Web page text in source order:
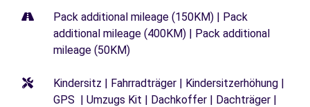
Pack additional mileage (150KM) | Pack
additional mileage (400KM) | Pack additional
mileage (50KM)
Kindersitz | Fahrradträger | Kindersitzerhöhung |
GPS | Umzugs Kit | Dachkoffer | Dachträger |